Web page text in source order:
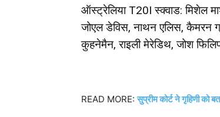
ऑस्ट्रेलिया T20I स्क्वाड: मिशेल
जोएल डेविस, नाथन एलिस, कैमरन
कुहनेमैन, राइली मेरेडिथ, जोश
READ MORE:सुप्रीम कोर्ट ने गृहिणी को